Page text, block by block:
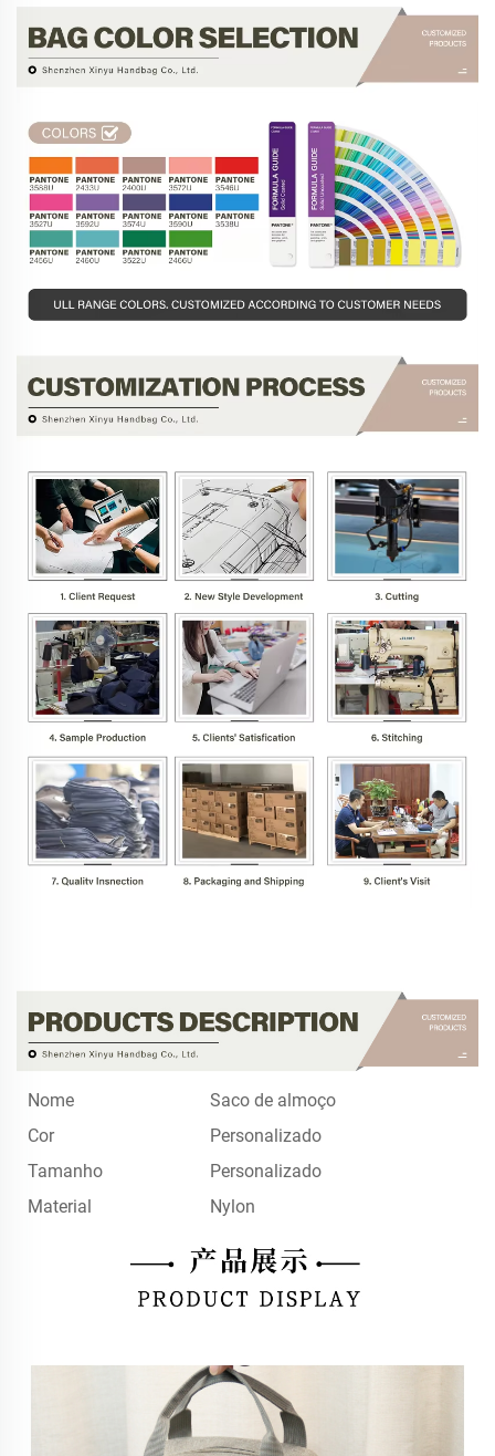
Nome
Saco de almoço
Cor
Personalizado
Tamanho
Personalizado
Material
Nylon